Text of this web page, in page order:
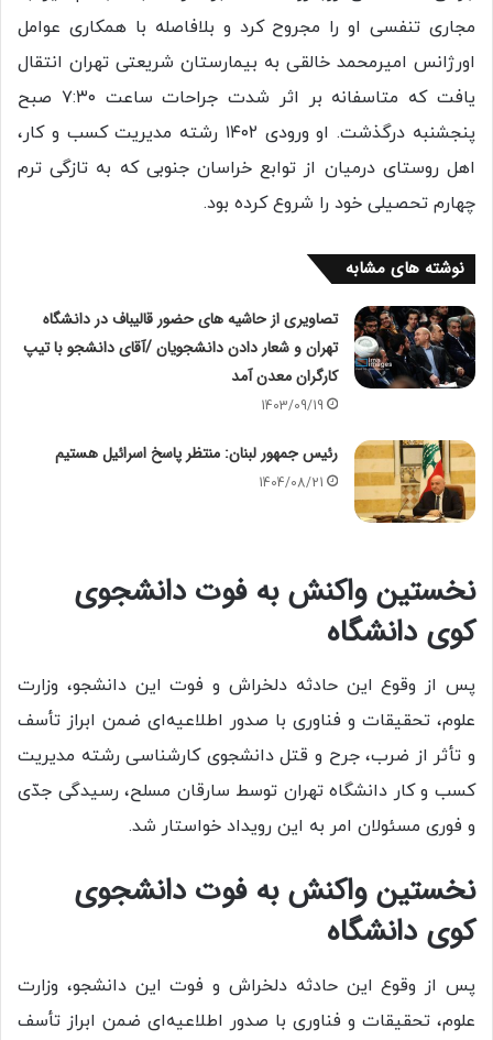
مجاری تنفسی او را مجروح کرد و بلافاصله با همکاری عوامل
اورژانس امیرمحمد خالقی به بیمارستان شریعتی تهران انتقال
یافت که متاسفانه بر اثر شدت جراحات ساعت ۷:۳۰ صبح
پنجشنبه درگذشت. او ورودی ۱۴۰۲ رشته مدیریت کسب و کار،
اهل روستای درمیان از توابع خراسان جنوبی که به تازگی ترم
چهارم تحصیلی خود را شروع کرده بود.
نوشته های مشابه
تصاویری از حاشیه های حضور قالیباف در دانشگاه
تهران و شعار دادن دانشجویان /آقای دانشجو با تیپ
کارگران معدن آمد
1403/09/19
رئیس جمهور لبنان: منتظر پاسخ اسرائیل هستیم
1404/08/21
نخستین واکنش به فوت دانشجوی
کوی دانشگاه
پس از وقوع این حادثه دلخراش و فوت این دانشجو، وزارت
علوم، تحقیقات و فناوری با صدور اطلاعیه‌ای ضمن ابراز تأسف
و تأثر از ضرب، جرح و قتل دانشجوی کارشناسی رشته مدیریت
کسب و کار دانشگاه تهران توسط سارقان مسلح، رسیدگی جدّی
و فوری مسئولان امر به این رویداد خواستار شد.
نخستین واکنش به فوت دانشجوی
کوی دانشگاه
پس از وقوع این حادثه دلخراش و فوت این دانشجو، وزارت
علوم، تحقیقات و فناوری با صدور اطلاعیه‌ای ضمن ابراز تأسف